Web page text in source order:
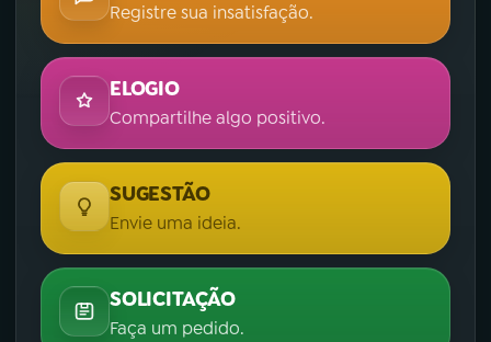
Registre sua insatisfação.
ELOGIO
Compartilhe algo positivo.
SUGESTÃO
Envie uma ideia.
SOLICITAÇÃO
Faça um pedido.